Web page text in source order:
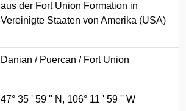
aus der Fort Union Formation in
Vereinigte Staaten von Amerika (USA)
Danian / Puercan / Fort Union
47° 35 ' 59 '' N, 106° 11 ' 59 '' W